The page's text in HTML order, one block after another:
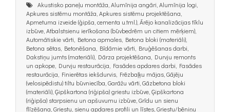
Akustisko paneļu montāža, Alumīnija angāri, Alumīnija logi,
Apkures sistēmu montāža, Apkures sistēmu projektēšana,
Apmetuma izveide (ģipša, cementa u.tml.), Ārējo kanalizācijas tīklu
izbūve, Atbalstsienu ierīkošana (būvbedrēm un citiem mērķiem),
Automātiskie vārti, Betona apmales, Betona bloki (materiāli),
Betona sētas, Betonēšana, Bīdāmie vārti, Bruģēšanas darbi,
Dakstiņu jumts (materiāli), Dārza projektēšana, Durvju remonts
un apkope, Durvju restaurācija, Fasādes apdares darbi, Fasādes
restaurācija, Finierētas iekšdurvis, Frēzbaļķu mājas, Gājēju
(velosipēdistu) tiltu būvniecība, Garāžu vārti, Gāzbetona bloki
(materiāli), Ģipškartona (riģipša) griestu izbūve, Ģipškartona
(riģipša) starpsienu un apšuvumu izbūve, Grīdu un sienu
flīzēšana, Griestu, sienu apdares profili un līstes, Griestu/bēniņu